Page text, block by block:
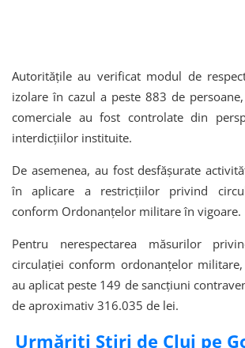
Autorităţile au verificat modul de
izolare în cazul a peste 883 de
comerciale au fost controlate din
interdicţiilor instituite.
De asemenea, au fost desfăşurate
în aplicare a restricțiilor privind
conform Ordonanţelor militare în vigoare.
Pentru nerespectarea măsurilor
circulației conform ordonanțelor
au aplicat peste 149 de sancţiuni
de aproximativ 316.035 de lei.
Urmăriți Știri de Cluj pe